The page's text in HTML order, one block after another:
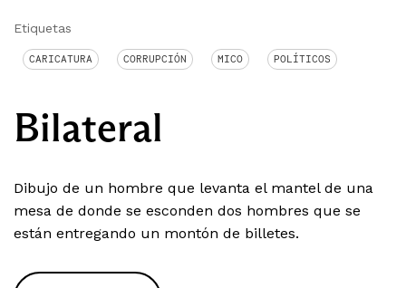
Etiquetas
CARICATURA CORRUPCIÓN MICO POLÍTICOS
Bilateral
Dibujo de un hombre que levanta el mantel de una
mesa de donde se esconden dos hombres que se
están entregando un montón de billetes.